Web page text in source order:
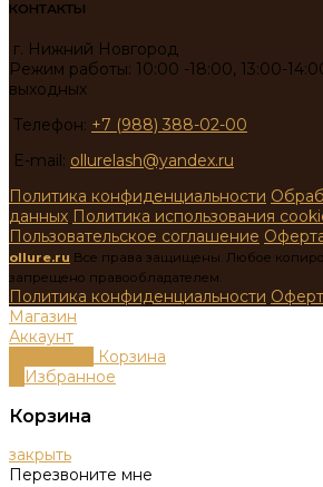
КОНТАКТЫ
г. Нижний Новгород
Режим работы: 10:00 -18:00, 13:00-
выходных
Телефон: +7 (988) 388-02-00
E-mail: ollurelash@yandex.ru
Политика конфиденциальности
данных Политика использования
Пользовательское соглашение
ollure.ru Все права защищены. Любое
запрещено правообладателем.
Политика конфиденциальности
Магазин
Аккаунт
Корзина
Избранное
Корзина
закрыть
Перезвоните мне